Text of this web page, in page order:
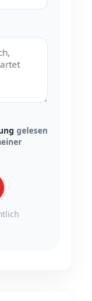
gelesen